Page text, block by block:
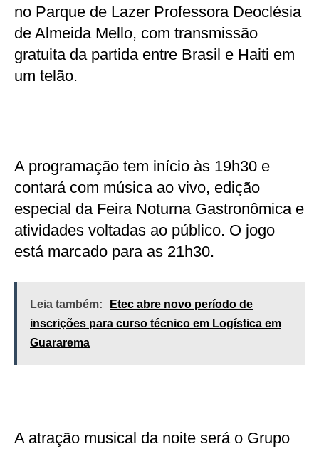
no Parque de Lazer Professora Deoclésia
de Almeida Mello, com transmissão
gratuita da partida entre Brasil e Haiti em
um telão.
A programação tem início às 19h30 e
contará com música ao vivo, edição
especial da Feira Noturna Gastronômica e
atividades voltadas ao público. O jogo
está marcado para as 21h30.
Leia também:
Etec abre novo período de
inscrições para curso técnico em Logística em
Guararema
A atração musical da noite será o Grupo